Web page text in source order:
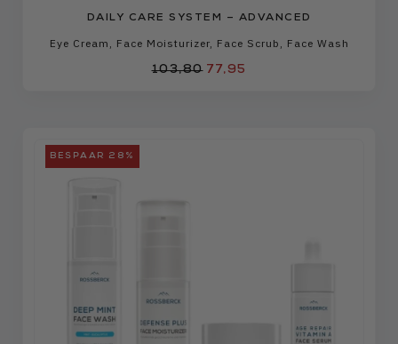
DAILY CARE SYSTEM – ADVANCED
103,80 77,95
Eye Cream Face Moisturizer, Face Scrub Face Wash
BESPAAR 28%